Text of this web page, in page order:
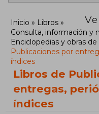
Inicio
Libros
Consulta, información y
Enciclopedias y obras
Publicaciones por
índices
Libros de
entregas,
índices